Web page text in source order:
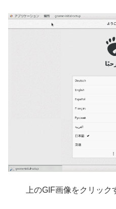
上のGIF画像をクリッ